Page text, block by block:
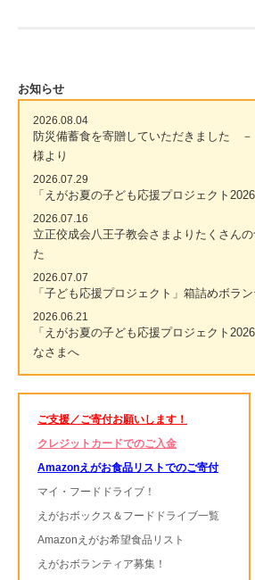
お知らせ
2026.08.04
防災備蓄食を寄贈していただきました －
様より
2026.07.29
「えがお夏の子ども応援プロジェクト
2026.07.16
立正佼成会八王子教会さまよりたくさん
た
2026.07.07
「子ども応援プロジェクト」箱詰めボラ
2026.06.21
「えがお夏の子ども応援プロジェクト
なさまへ
ご支援／ご寄付お願いします！
クレジットカードでのご入金
Amazonえがお食品リストでのご寄付
マイ・フードドライブ！
えがおボックス＆フードドライブ一覧
Amazonえがお希望食品リスト
えがおボランティア募集！